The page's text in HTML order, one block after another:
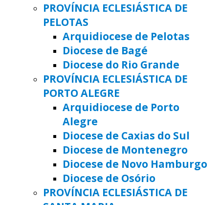
PROVÍNCIA ECLESIÁSTICA DE
PELOTAS
Arquidiocese de Pelotas
Diocese de Bagé
Diocese do Rio Grande
PROVÍNCIA ECLESIÁSTICA DE
PORTO ALEGRE
Arquidiocese de Porto
Alegre
Diocese de Caxias do Sul
Diocese de Montenegro
Diocese de Novo Hamburgo
Diocese de Osório
PROVÍNCIA ECLESIÁSTICA DE